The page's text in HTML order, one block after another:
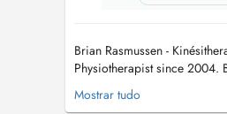
Brian Rasmussen -
Physiotherapist since 2004.
in these Areas: Manual
Sportsphysiotherapy
Mostrar tudo